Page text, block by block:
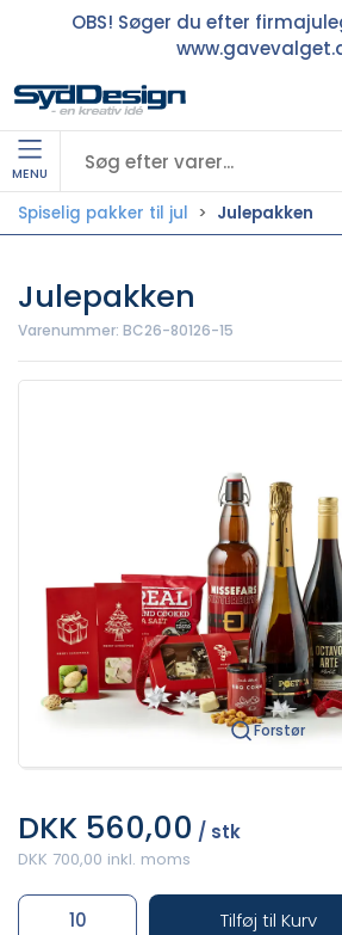
OBS! Søger du efter
MENU
Spiselig pakker til jul Julepakken
Julepakken
Varenummer: BC26-80126-15
Forstør
DKK 560,00 / stk
DKK 700,00 inkl. moms
Tilføj til Kurv